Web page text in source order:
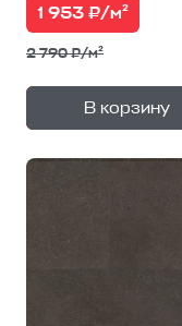
1 953 ₽/м²
2 790 ₽/м²
В корзину
— 1уп.